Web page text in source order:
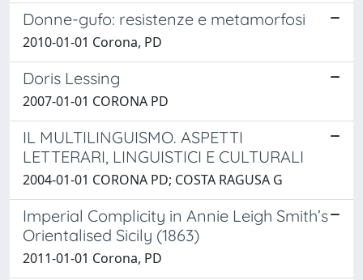
Donne-gufo: resistenze e metamorfosi
2010-01-01 Corona, PD
Doris Lessing
2007-01-01 CORONA PD
IL MULTILINGUISMO. ASPETTI
LETTERARI, LINGUISTICI E CULTURALI
2004-01-01 CORONA PD; COSTA RAGUSA G
Imperial Complicity in Annie Leigh Smith’s
Orientalised Sicily (1863)
2011-01-01 Corona, PD